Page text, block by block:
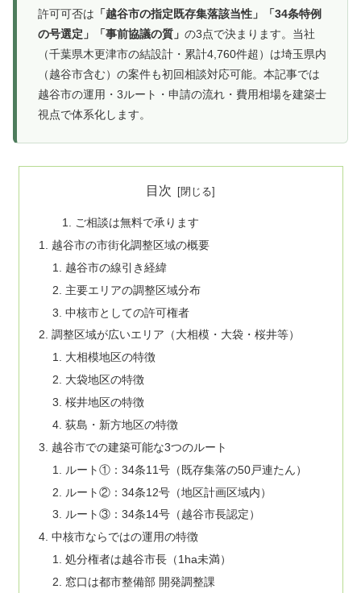
許可可否は 「越谷市の指定既存集落該当性」「34条特例
の号選定」「事前協議の質」 の3点で決まります。当社
（千葉県木更津市の結設計・累計4,760件超）は埼玉県内
（越谷市含む）の案件も初回相談対応可能。本記事では
越谷市の運用・3ルート・申請の流れ・費用相場を建築士
視点で体系化します。
目次
ご相談は無料で承ります
越谷市の市街化調整区域の概要
越谷市の線引き経緯
主要エリアの調整区域分布
中核市としての許可権者
調整区域が広いエリア（大相模・大袋・桜井等）
大相模地区の特徴
大袋地区の特徴
桜井地区の特徴
荻島・新方地区の特徴
越谷市での建築可能な3つのルート
ルート①：34条11号（既存集落の50戸連たん）
ルート②：34条12号（地区計画区域内）
ルート③：34条14号（越谷市長認定）
中核市ならではの運用の特徴
処分権者は越谷市長（1ha未満）
窓口は都市整備部 開発調整課